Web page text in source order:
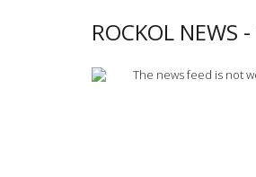
ROCKOL NEWS -